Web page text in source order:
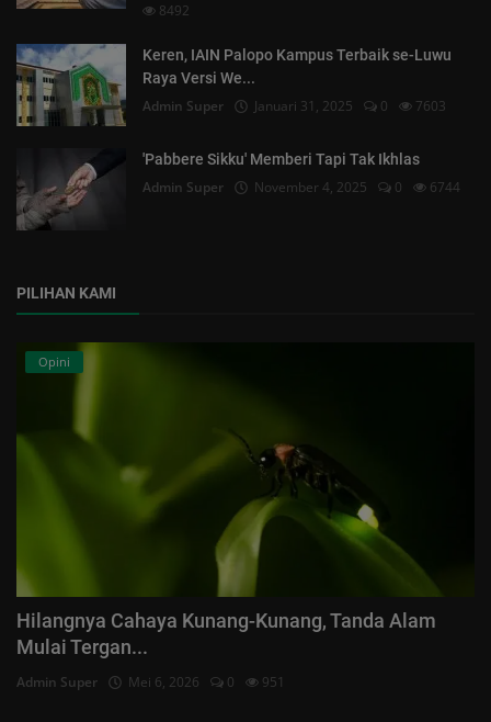
8492
Keren, IAIN Palopo Kampus Terbaik se-Luwu
Raya Versi We...
Admin Super Januari 31, 2025 0 7603
'Pabbere Sikku' Memberi Tapi Tak Ikhlas
Admin Super November 4, 2025 0 6744
PILIHAN KAMI
Opini
Hilangnya Cahaya Kunang-Kunang, Tanda Alam
Mulai Tergan...
Admin Super Mei 6, 2026 0 951